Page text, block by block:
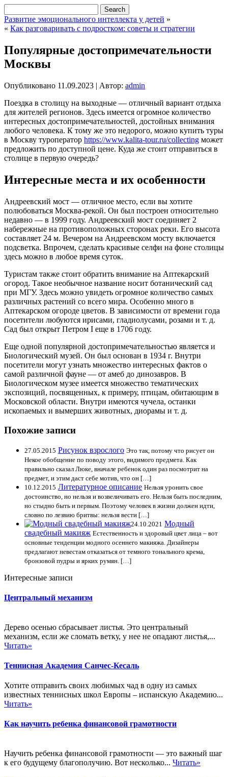
Развитие эмоционального интеллекта у детей »
« Как разговаривать с подростком: советы и стратегии
Популярные достопримечательности
Москвы
Опубликовано 11.09.2023 | Автор: admin
Поездка в столицу на выходные — отличный вариант отдыха
для жителей регионов. Здесь имеется огромное количество
интересных достопримечательностей, достойных внимания
любого человека. К тому же это недорого, можно купить туры
в Москву туроператор https://www.kalita-tour.ru/collecting может
предложить по доступной цене. Куда же стоит отправиться в
столице в первую очередь?
Интересные места и их особенности
Андреевский мост — отличное место, если вы хотите
полюбоваться Москва-рекой. Он был построен относительно
недавно — в 1999 году. Андреевский мост соединяет 2
набережные на противоположных сторонах реки. Его высота
составляет 24 м. Вечером на Андреевском мосту включается
подсветка. Впрочем, сделать красивые селфи на фоне столицы
здесь можно в любое время суток.
Туристам также стоит обратить внимание на Аптекарский
огород. Такое необычное название носит ботанический сад
при МГУ. Здесь можно увидеть огромное количество самых
различных растений со всего мира. Особенно много в
Аптекарском огороде цветов. В зависимости от времени года
посетители любуются ирисами, гладиолусами, розами и т. д.
Сад был открыт Петром I еще в 1706 году.
Еще одной популярной достопримечательностью является и
Биологический музей. Он был основан в 1934 г. Внутри
посетители могут узнать множество интересных фактов о
самой различной фауне — от амеб до динозавров. В
Биологическом музее имеется множество тематических
экспозиций, посвященных, к примеру, птицам, обитающим в
Московской области. Внутри имеются чучела, останки
ископаемых и вымерших животных, диорамы и т. д.
Похожие записи
27.05.2015 Рисунок взрослого Это так, потому что рисует он
Некое обобщение по поводу этого, видимого предмета. Как
правильно сказал Люке, вначале ребенок один раз посмотрит на
предмет, и этим даст себе мотив, что он […]
10.12.2015 Литературное описание Нельзя уронить свое
достоинство, но нельзя и возвеличивать его. Нельзя быть последним,
но стыдно быть и первым. Поэтому человек в жизни должен идти,
словно по лезвию бритвы: нельзя вести […]
24.10.2021 Модный
свадебный макияж Естественность и здоровый цвет лица – вот
основные тенденции модного осеннего макияжа. Дизайнеры
предлагают невестам отказаться от темного тонального крема,
бронзовой пудры и ярких румян. […]
Интересные записи
Центральный механизм
Дерево осенью сбрасывает листья. Это центральный
механизм, если же сломать ветку, у нее не опадают листья,...
Читать»
Теннисная Академия Санчес-Кесаль
Хотите отправить своих любимых чад в одну из самых
известных теннисных школ Европы – испанскую Академию...
Читать»
Как научить ребенка финансовой грамотности
Научить ребенка финансовой грамотности — это важный шаг
к его будущему благополучию. Вот несколько... Читать»